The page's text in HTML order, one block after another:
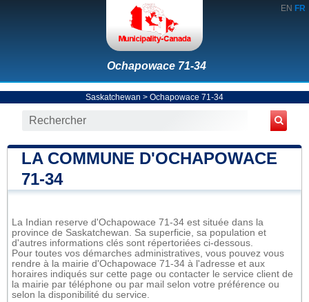
EN FR
Ochapowace 71-34
Saskatchewan > Ochapowace 71-34
LA COMMUNE D'OCHAPOWACE
71-34
La Indian reserve d'Ochapowace 71-34 est située dans la
province de Saskatchewan. Sa superficie, sa population et
d'autres informations clés sont répertoriées ci-dessous.
Pour toutes vos démarches administratives, vous pouvez vous
rendre à la mairie d'Ochapowace 71-34 à l'adresse et aux
horaires indiqués sur cette page ou contacter le service client de
la mairie par téléphone ou par mail selon votre préférence ou
selon la disponibilité du service.